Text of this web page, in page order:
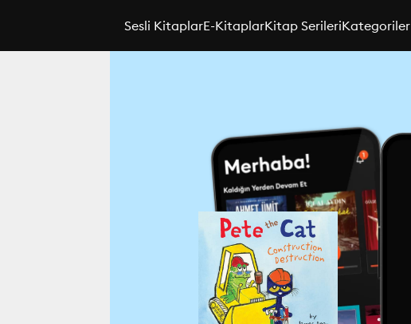
Sesli KitaplarE-KitaplarKitap SerileriKategoriler